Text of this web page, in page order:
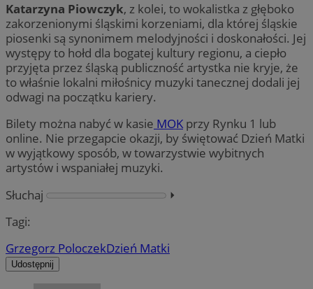
Katarzyna Piowczyk, z kolei, to wokalistka z głęboko
zakorzenionymi śląskimi korzeniami, dla której śląskie
piosenki są synonimem melodyjności i doskonałości. Jej
występy to hołd dla bogatej kultury regionu, a ciepło
przyjęta przez śląską publiczność artystka nie kryje, że
to właśnie lokalni miłośnicy muzyki tanecznej dodali jej
odwagi na początku kariery.
Bilety można nabyć w kasie MOK przy Rynku 1 lub
online. Nie przegapcie okazji, by świętować Dzień Matki
w wyjątkowy sposób, w towarzystwie wybitnych
artystów i wspaniałej muzyki.
Słuchaj
⏵︎
Tagi:
Grzegorz PoloczekDzień Matki
Udostępnij